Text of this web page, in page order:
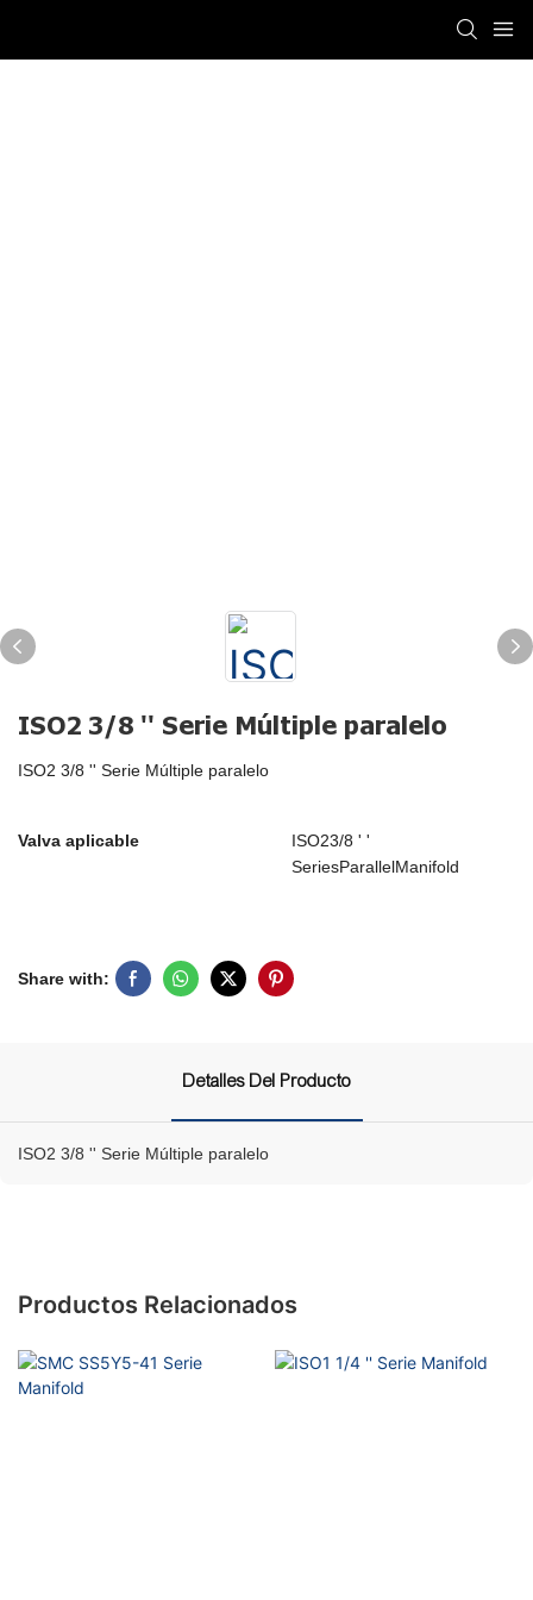
ISO2 3/8 '' Serie Múltiple paralelo
ISO2 3/8 '' Serie Múltiple paralelo
Valva aplicable
ISO23/8 ' '
SeriesParallelManifold
Share with:
Detalles Del Producto
ISO2 3/8 '' Serie Múltiple paralelo
Productos Relacionados